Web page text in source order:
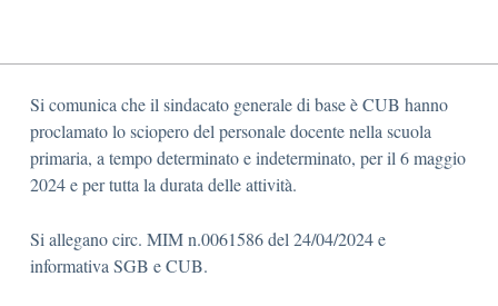
Si comunica che il sindacato generale di base è CUB hanno
proclamato lo sciopero del personale docente nella scuola
primaria, a tempo determinato e indeterminato, per il 6 maggio
2024 e per tutta la durata delle attività.
Si allegano circ. MIM n.0061586 del 24/04/2024 e
informativa SGB e CUB.